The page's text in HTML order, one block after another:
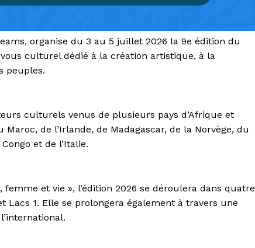
organise du 3 au 5 juillet 2026 la 9e édition du
culturel dédié à la création artistique, à la
peuples.
culturels venus de plusieurs pays d’Afrique et
de l’Irlande, de Madagascar, de la Norvège, du
et de l’Italie.
et vie », l’édition 2026 se déroulera dans quatre
Lacs 1. Elle se prolongera également à travers une